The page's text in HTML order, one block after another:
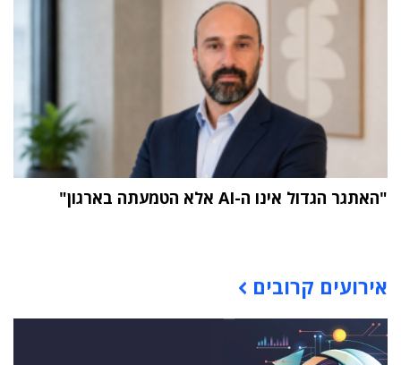
"האתגר הגדול אינו ה-AI אלא הטמעתה בארגון"
אירועים קרובים